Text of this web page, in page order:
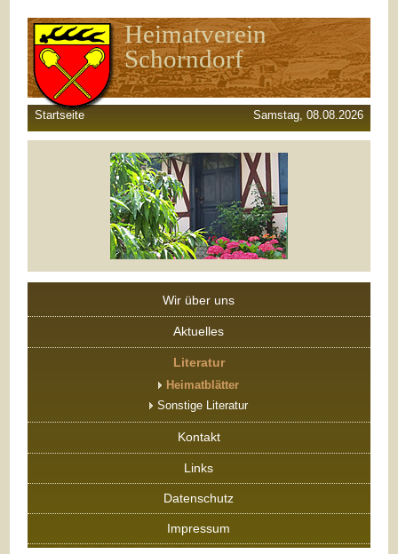
Heimatverein
Schorndorf
Startseite Samstag, 08.08.2026
Wir über uns
Aktuelles
Literatur
Heimatblätter
Sonstige Literatur
Kontakt
Links
Datenschutz
Impressum